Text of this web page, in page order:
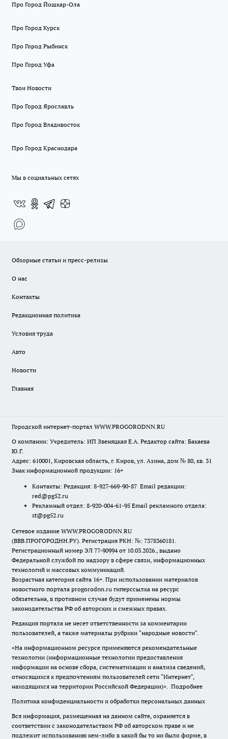
Про Город Йошкар-Ола
Про Город Курск
Про Город Рыбинск
Про Город Уфа
Твои Новости
Про Город Ярославль
Про Город Владивосток
Про Город Краснодара
Мы в социальных сетях
Обзорные статьи и пресс-релизы
О нас
Контакты
Редакционная политика
Условия труда
Авто
Новости
Главная
Городской интернет-портал WWW.PROGORODNN.RU
О компании: Учредитель: ИП Звеняцкая Е.А. Редактор сайта: Бакаева
Ю.Г.
Адрес: 610001, Кировская область, г. Киров, ул. Азина, дом № 80, кв. 31
Знак информационной продукции: 16+
Контакты: Редакция: 8-927-669-90-87 Email редакции:
red@pg52.ru
Рекламный отдел: 8-920-004-61-95 Email рекламного отдела:
st@pg52.ru
Сетевое издание WWW.PROGORODNN.RU
(ВВВ.ПРОГОРОДНН.РУ). Регистрация РКН: №: 7378360181.
Регистрационный номер ЭЛ 77-90994 от 10.03.2026., выдано
Федеральной службой по надзору в сфере связи, информационных
технологий и массовых коммуникаций.
Возрастная категория сайта 16+. При использовании материалов
новостного портала progorodnn.ru гиперссылка на ресурс
обязательна, в противном случае будут применены нормы
законодательства РФ об авторских и смежных правах.
Редакция портала не несет ответственности за комментарии
пользователей, а также материалы рубрики "народные новости".
«На информационном ресурсе применяются рекомендательные
технологии (информационные технологии предоставления
информации на основе сбора, систематизации и анализа сведений,
относящихся к предпочтениям пользователей сети "Интернет",
находящихся на территории Российской Федерации)». Подробнее
Политика конфиденциальности и обработки персональных данных
Вся информация, размещенная на данном сайте, охраняется в
соответствии с законодательством РФ об авторском праве и не
подлежит использованию кем-либо в какой бы то ни было форме, в